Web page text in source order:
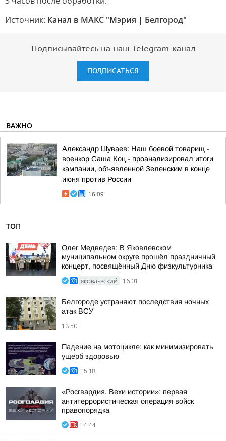
Источник: Канал в МАКС "Мэрия | Белгород"
Подписывайтесь на наш Telegram-канал
ПОДПИСАТЬСЯ
ВАЖНО
Александр Шуваев: Наш боевой товарищ -
военкор Саша Коц - проанализировал итоги
кампании, объявленной Зеленским в конце
июня против России
16:09
ТОП
Олег Медведев: В Яковлевском
муниципальном округе прошёл праздничный
концерт, посвящённый Дню физкультурника
ЯКОВЛЕВСКИЙ 16:01
Белгороде устраняют последствия ночных
атак ВСУ
13:50
Падение на мотоцикле: как минимизировать
ущерб здоровью
15:18
«Росгвардия. Вехи истории»: первая
антитеррористическая операция войск
правопорядка
14:44